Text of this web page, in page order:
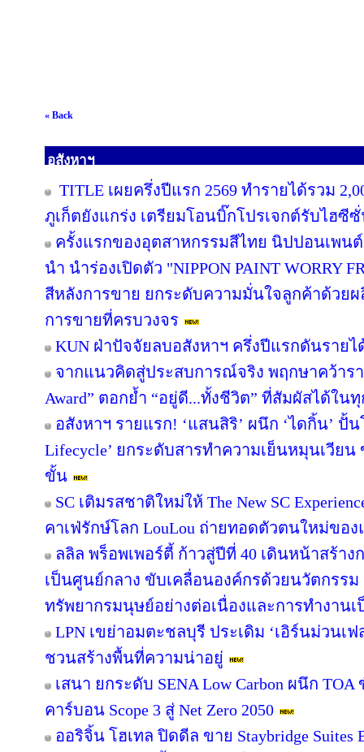
« Back
อสังหาฯ
TITLE เผยครึ่งปีแรก 2569 ทำรายได้รวม
ภูเก็ตยังแกร่ง เตรียมโอนบิ๊กโปรเจกต์รับไฮซี
ครั้งแรกของอุตสาหกรรมสีไทย นิปปอนเพน
นำ นำร่องเปิดตัว "NIPPON PAINT
สีหลังการขาย ยกระดับความมั่นใจลูกค้าด้ว
การขายที่ครบวงจร
KUN ฝ่าปัจจัยลบอสังหาฯ ครึ่งปีแรกดันรายไ
จากแนวคิดสู่ประสบการณ์จริง พฤกษาคว้ารา
Award” ตอกย้ำ “อยู่ดี...ทั้งชีวิต” ที่สัมผัสได้ใน
อสังหาฯ รายแรก! ‘แสนสิริ’ ผนึก ‘ไดกิ้น’ ปั้น
Lifecycle’ ยกระดับสารทำความเย็นหมุนเวียน
ขั้น
SC เติมรสชาติใหม่ให้ The New SC
คาเฟ่รักษ์โลก LouLou ถ่ายทอดตัวตนใหม่ขอ
ลลิล พร็อพเพอร์ตี้ ก้าวสู่ปีที่ 40 เดินหน้าสร้า
เป็นศูนย์กลาง ขับเคลื่อนองค์กรด้วยนวัตกรร
ทรัพยากรมนุษย์อย่างต่อเนื่องและการทำงาน
LPN เขย่าอมตะชลบุรี ประเดิม ‘เอิร์นม่วนเฟ
ชวนสร้างพื้นที่ความน่าอยู่
เสนา ยกระดับ SENA Low Carbon ผนึก TOA
คาร์บอน Scope 3 สู่ Net Zero 2050
ออริจิ้น โฮเทล ปิดดีล ขาย Staybridge Suites